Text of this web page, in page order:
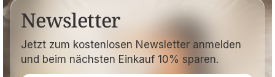
Newsletter
Jetzt zum kostenlosen Newsletter anmelden
und beim nächsten Einkauf 10% sparen.